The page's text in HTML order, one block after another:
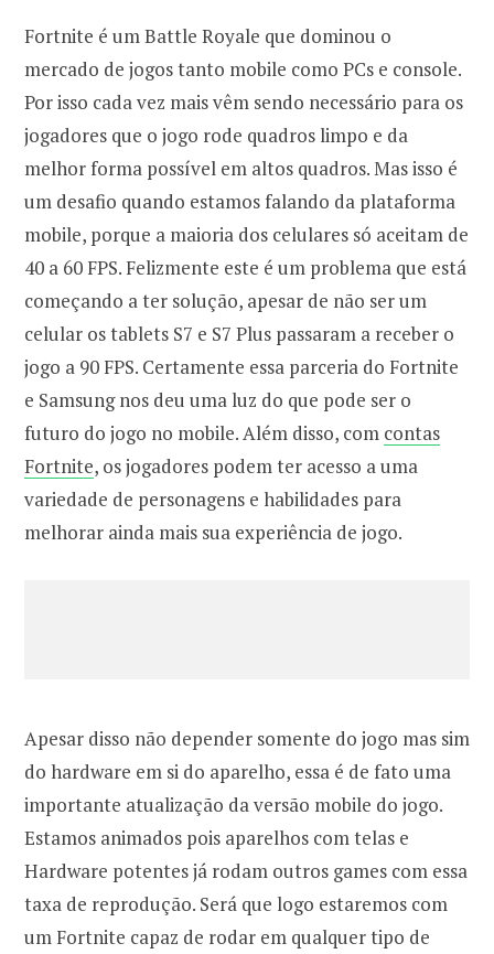
Fortnite é um Battle Royale que dominou o
mercado de jogos tanto mobile como PCs e console.
Por isso cada vez mais vêm sendo necessário para os
jogadores que o jogo rode quadros limpo e da
melhor forma possível em altos quadros. Mas isso é
um desafio quando estamos falando da plataforma
mobile, porque a maioria dos celulares só aceitam de
40 a 60 FPS. Felizmente este é um problema que está
começando a ter solução, apesar de não ser um
celular os tablets S7 e S7 Plus passaram a receber o
jogo a 90 FPS. Certamente essa parceria do Fortnite
e Samsung nos deu uma luz do que pode ser o
futuro do jogo no mobile. Além disso, com contas
Fortnite, os jogadores podem ter acesso a uma
variedade de personagens e habilidades para
melhorar ainda mais sua experiência de jogo.
Apesar disso não depender somente do jogo mas sim
do hardware em si do aparelho, essa é de fato uma
importante atualização da versão mobile do jogo.
Estamos animados pois aparelhos com telas e
Hardware potentes já rodam outros games com essa
taxa de reprodução. Será que logo estaremos com
um Fortnite capaz de rodar em qualquer tipo de